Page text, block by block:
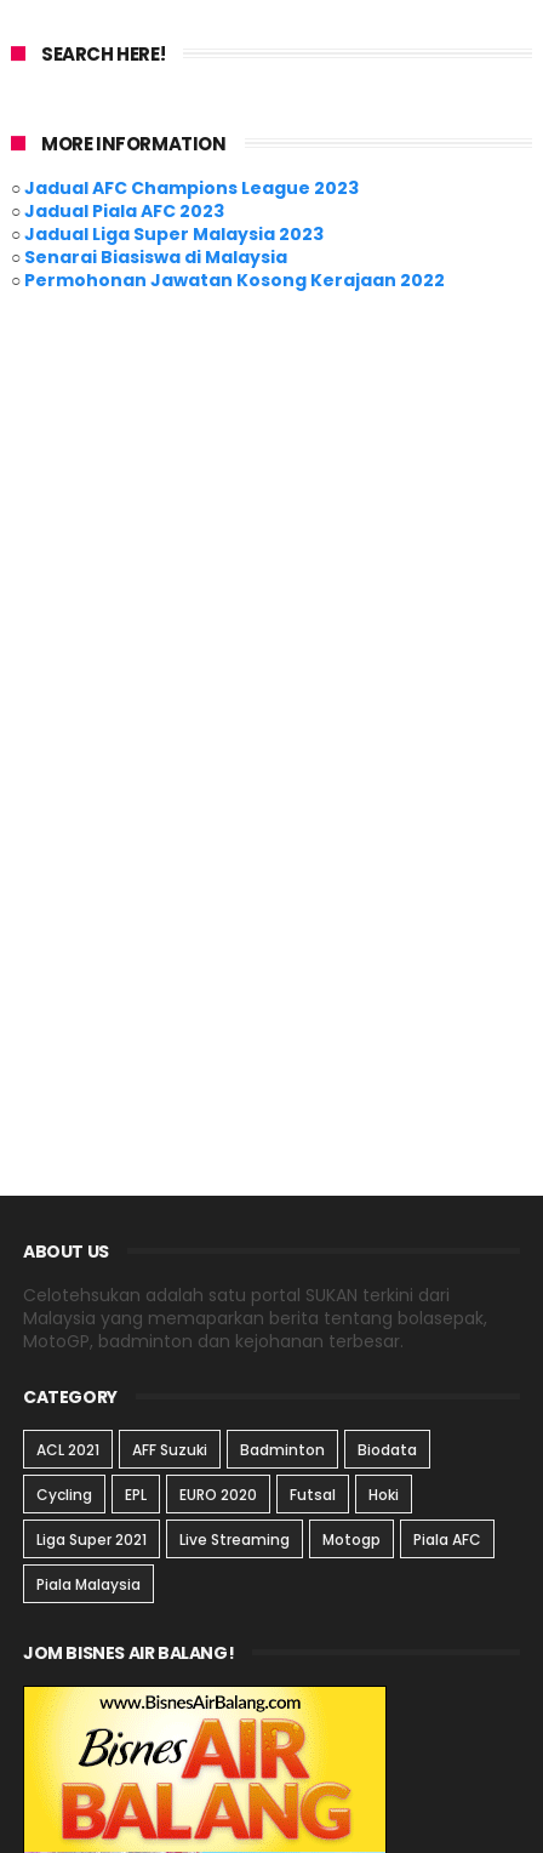
SEARCH HERE!
MORE INFORMATION
○Jadual AFC Champions League 2023
○Jadual Piala AFC 2023
○Jadual Liga Super Malaysia 2023
○ Senarai Biasiswa di Malaysia
○ Permohonan Jawatan Kosong Kerajaan 2022
ABOUT US
Celotehsukan adalah satu portal SUKAN terkini dari
Malaysia yang memaparkan berita tentang bolasepak,
MotoGP, badminton dan kejohanan terbesar.
CATEGORY
ACL 2021 AFF Suzuki Badminton Biodata
Cycling EPL EURO 2020 Futsal Hoki
Liga Super 2021 Live Streaming Motogp Piala AFC
Piala Malaysia
JOM BISNES AIR BALANG!